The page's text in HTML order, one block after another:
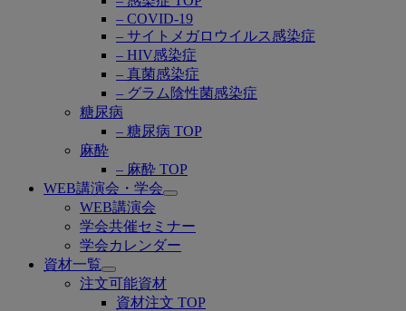
– COVID-19
– サイトメガロウイルス感染症
– HIV感染症
– 真菌感染症
– グラム陰性菌感染症
糖尿病
– 糖尿病 TOP
麻酔
– 麻酔 TOP
WEB講演会・学会
Open
WEB講演会
学会共催セミナー
学会カレンダー
資材一覧
Open
submenu
注文可能資材
資材注文 TOP